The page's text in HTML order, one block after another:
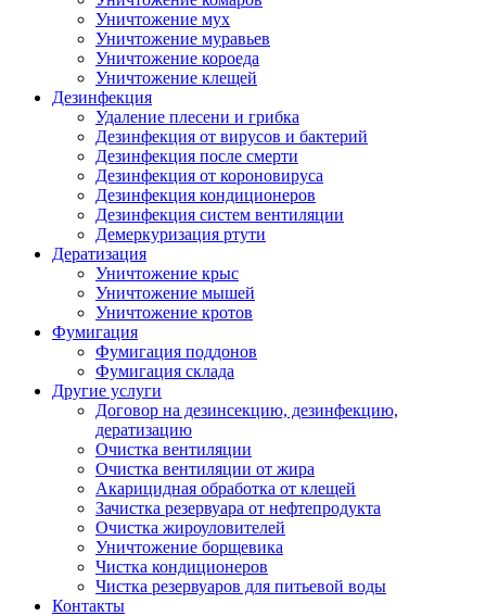
Уничтожение мух
Уничтожение муравьев
Уничтожение короеда
Уничтожение клещей
Дезинфекция
Удаление плесени и грибка
Дезинфекция от вирусов и бактерий
Дезинфекция после смерти
Дезинфекция от короновируса
Дезинфекция кондиционеров
Дезинфекция систем вентиляции
Демеркуризация ртути
Дератизация
Уничтожение крыс
Уничтожение мышей
Уничтожение кротов
Фумигация
Фумигация поддонов
Фумигация склада
Другие услуги
Договор на дезинсекцию, дезинфекцию,
дератизацию
Очистка вентиляции
Очистка вентиляции от жира
Акарицидная обработка от клещей
Зачистка резервуара от нефтепродукта
Очистка жироуловителей
Уничтожение борщевика
Чистка кондиционеров
Чистка резервуаров для питьевой воды
Контакты